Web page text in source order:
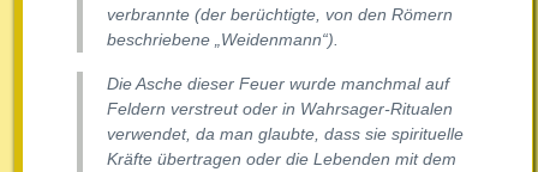
verbrannte (der berüchtigte, von den Römern
beschriebene „Weidenmann“).
Die Asche dieser Feuer wurde manchmal auf
Feldern verstreut oder in Wahrsager-Ritualen
verwendet, da man glaubte, dass sie spirituelle
Kräfte übertragen oder die Lebenden mit dem